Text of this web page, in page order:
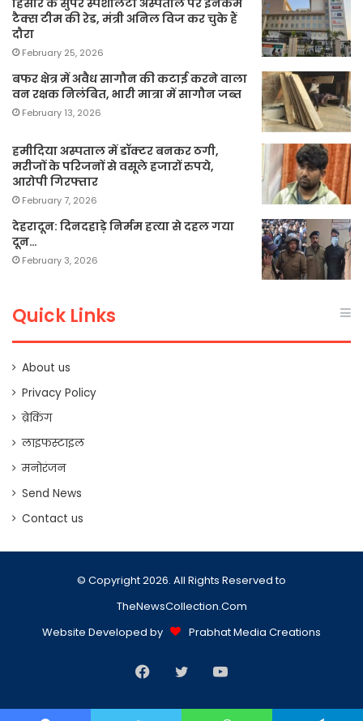
टैक्स टीम की रेड, मंत्री अनिल विज कर चुके हैं
दौरा
February 25, 2026
बफर क्षेत्र में अवैध सागौन की कटाई करने वाला
वन रक्षक निलंबित, भारी मात्रा में सागौन जब्त
February 13, 2026
हमीदिया अस्पताल में डॉक्टर बनकर ठगी,
मरीजों के परिजनों से वसूले हजारों रुपये,
आरोपी गिरफ्तार
February 7, 2026
देहरादून: दिनदहाड़े निर्मम हत्या से दहल गया
दून…
February 3, 2026
Quick Links
About us
Privacy Policy
ब्रेकिंग
लाइफस्टाइल
मनोरंजन
Send News
Contact us
© Copyright 2026. All Rights Reserved to
TheNewsCollection.Com
Website Developed by
Prabhat Media Creations
Facebook
TwitterYouTube